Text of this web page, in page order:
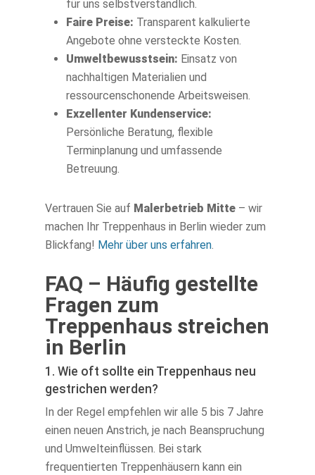
für uns selbstverständlich.
Faire Preise: Transparent kalkulierte
Angebote ohne versteckte Kosten.
Umweltbewusstsein: Einsatz von
nachhaltigen Materialien und
ressourcenschonende Arbeitsweisen.
Exzellenter Kundenservice:
Persönliche Beratung, flexible
Terminplanung und umfassende
Betreuung.
Vertrauen Sie auf Malerbetrieb Mitte – wir
machen Ihr Treppenhaus in Berlin wieder zum
Blickfang! Mehr über uns erfahren.
FAQ – Häufig gestellte
Fragen zum
Treppenhaus streichen
in Berlin
1. Wie oft sollte ein Treppenhaus neu
gestrichen werden?
In der Regel empfehlen wir alle 5 bis 7 Jahre
einen neuen Anstrich, je nach Beanspruchung
und Umwelteinflüssen. Bei stark
frequentierten Treppenhäusern kann ein